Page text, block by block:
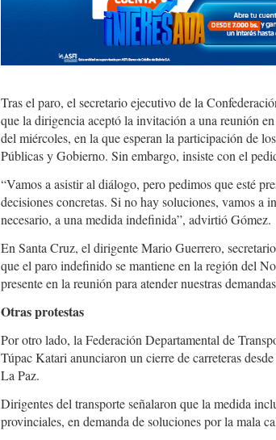
paro.martes.jpg
Tras el paro, el secretario ejecutivo de la
que la dirigencia aceptó la invitación a una reunión
del miércoles, en la que esperan la participación de
Públicas y Gobierno. Sin embargo, insiste con el
“Vamos a asistir al diálogo, pero pedimos que esté
decisiones concretas. Si no hay soluciones, vamos a
necesario, a una medida indefinida”, advirtió Gómez.
En Santa Cruz, el dirigente Mario Guerrero,
que el paro indefinido se mantiene en la región del
presente en la reunión para atender nuestras
Otras protestas
Por otro lado, la Federación Departamental de
Túpac Katari anunciaron un cierre de carreteras
La Paz.
Dirigentes del transporte señalaron que la medida
provinciales, en demanda de soluciones por la mala